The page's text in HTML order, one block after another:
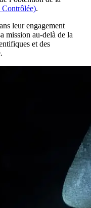
.
leur engagement
mission au-delà de la
et des